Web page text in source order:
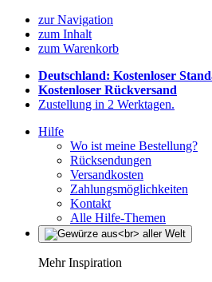
zur Navigation
zum Inhalt
zum Warenkorb
Deutschland: Kostenloser
Kostenloser Rückversand
Zustellung in 2 Werktagen.
Hilfe
Wo ist meine Bestellung?
Rücksendungen
Versandkosten
Zahlungsmöglichkeiten
Kontakt
Alle Hilfe-Themen
Mehr Inspiration